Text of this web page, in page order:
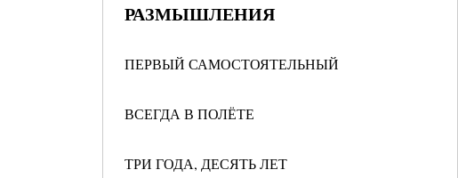
РАЗМЫШЛЕНИЯ
ПЕРВЫЙ САМОСТОЯТЕЛЬНЫЙ
ВСЕГДА В ПОЛЁТЕ
ТРИ ГОДА, ДЕСЯТЬ ЛЕТ